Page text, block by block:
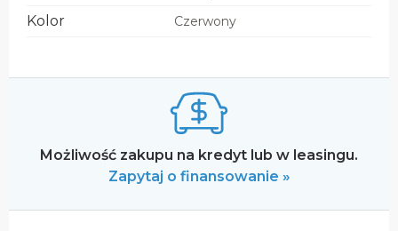
Kolor Czerwony
Możliwość zakupu na kredyt lub w leasingu.
Zapytaj o finansowanie »